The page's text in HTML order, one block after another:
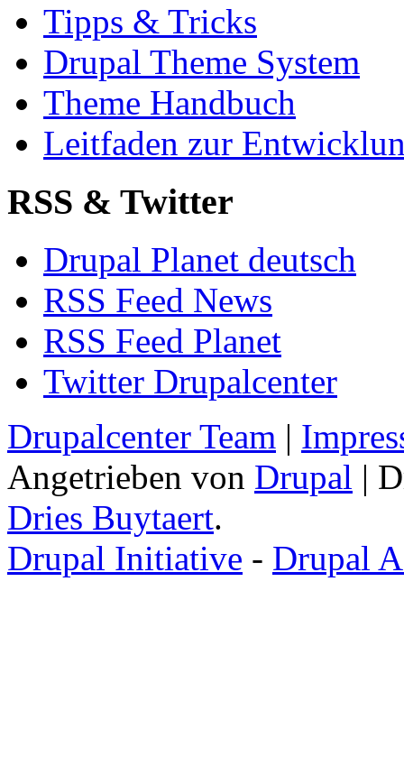
Tipps & Tricks
Drupal Theme System
Theme Handbuch
Leitfaden zur
RSS & Twitter
Drupal Planet deutsch
RSS Feed News
RSS Feed Planet
Twitter Drupalcenter
Drupalcenter Team |
Angetrieben von Drupal |
Dries Buytaert.
Drupal Initiative - Drupal